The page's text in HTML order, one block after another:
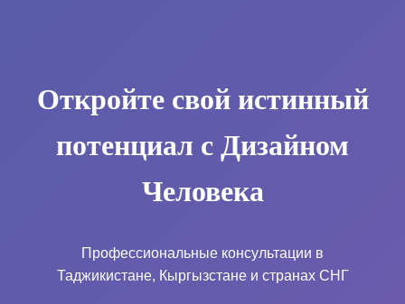
Откройте свой истинный
потенциал с Дизайном
Человека
Профессиональные консультации в
Таджикистане, Кыргызстане и странах СНГ